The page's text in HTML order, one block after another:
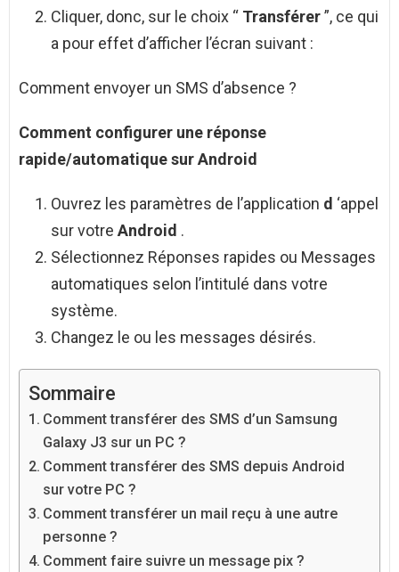
Cliquer, donc, sur le choix “ Transférer”, ce qui
a pour effet d’afficher l’écran suivant :
Comment envoyer un SMS d’absence ?
Comment configurer une réponse
rapide/automatique surAndroid
Ouvrez les paramètres de l’application d ‘appel
sur votre Android .
Sélectionnez Réponses rapides ou Messages
automatiques selon l’intitulé dans votre
système.
Changez le ou les messages désirés.
Sommaire
Comment transférer des SMS d’un Samsung
Galaxy J3 sur un PC ?
Comment transférer des SMS depuis Android
sur votre PC ?
Comment transférer un mail reçu à une autre
personne ?
Comment faire suivre un message pix ?